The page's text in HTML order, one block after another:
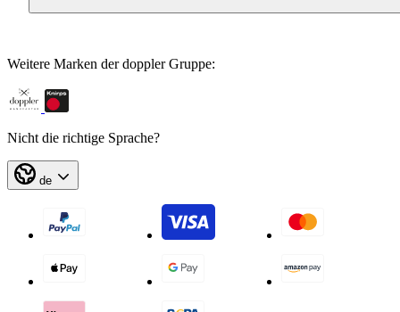
Weitere Marken der doppler Gruppe:
Nicht die richtige Sprache?
de